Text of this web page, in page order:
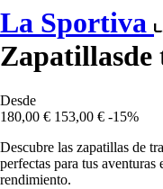
La Sportiva
Desde
180,00 € 153,00 € -15%
Descubre las zapatillas de
perfectas para tus
rendimiento.